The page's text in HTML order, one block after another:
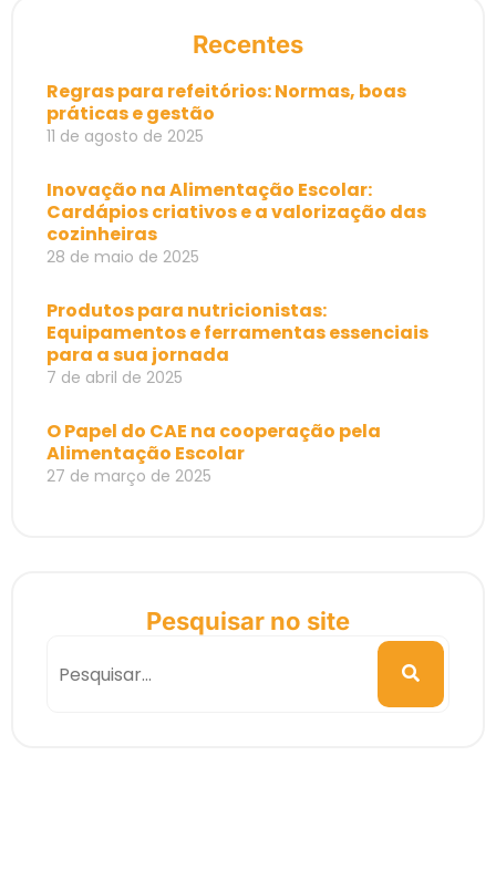
Recentes
Regras para refeitórios: Normas, boas
práticas e gestão
11 de agosto de 2025
Inovação na Alimentação Escolar:
Cardápios criativos e a valorização das
cozinheiras
28 de maio de 2025
Produtos para nutricionistas:
Equipamentos e ferramentas essenciais
para a sua jornada
7 de abril de 2025
O Papel do CAE na cooperação pela
Alimentação Escolar
27 de março de 2025
Pesquisar no site